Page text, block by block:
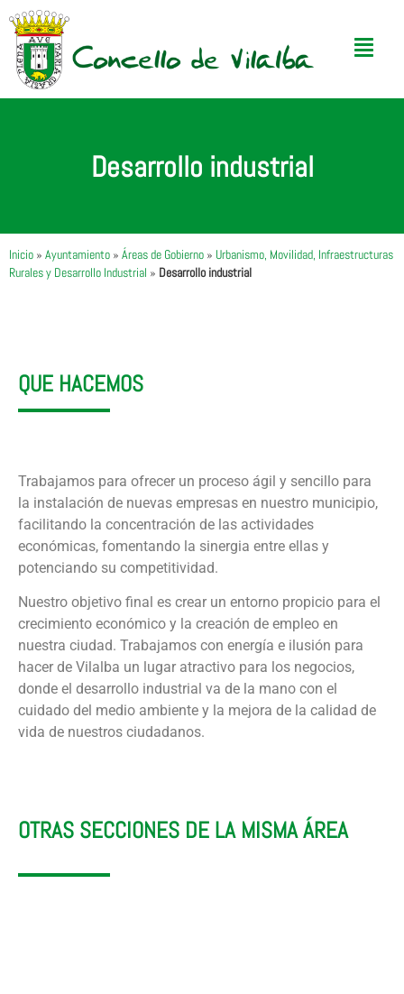
Desarrollo industrial
Inicio » Ayuntamiento » Áreas de Gobierno » Urbanismo, Movilidad, Infraestructuras
Rurales y Desarrollo Industrial » Desarrollo industrial
QUE HACEMOS
Trabajamos para ofrecer un proceso ágil y sencillo para
la instalación de nuevas empresas en nuestro municipio,
facilitando la concentración de las actividades
económicas, fomentando la sinergia entre ellas y
potenciando su competitividad.
Nuestro objetivo final es crear un entorno propicio para el
crecimiento económico y la creación de empleo en
nuestra ciudad. Trabajamos con energía e ilusión para
hacer de Vilalba un lugar atractivo para los negocios,
donde el desarrollo industrial va de la mano con el
cuidado del medio ambiente y la mejora de la calidad de
vida de nuestros ciudadanos.
OTRAS SECCIONES DE LA MISMA ÁREA